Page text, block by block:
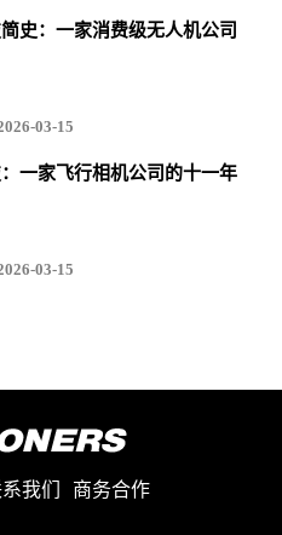
史：一家消费级无人机公司
03-15
一家飞行相机公司的十一年
03-15
我们
商务合作